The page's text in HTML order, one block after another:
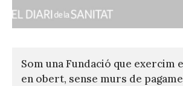
Som una Fundació que exercim
en obert, sense murs de